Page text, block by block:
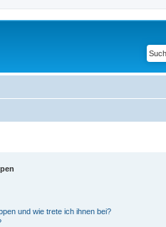
und wie trete ich ihnen bei?